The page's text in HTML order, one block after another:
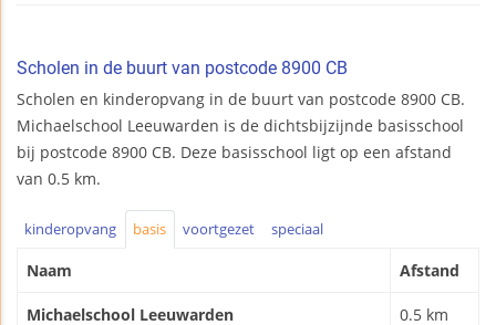
Scholen in de buurt van postcode 8900 CB
Scholen en kinderopvang in de buurt van postcode 8900 CB.
Michaelschool Leeuwarden is de dichtsbijzijnde basisschool
bij postcode 8900 CB. Deze basisschool ligt op een afstand
van 0.5 km.
kinderopvang basis voortgezet speciaal
Naam Afstand
Michaelschool Leeuwarden 0.5 km